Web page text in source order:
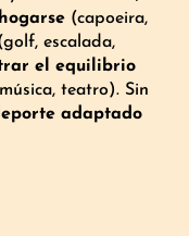
(capoeira,
escalada,
el equilibrio
teatro). Sin
adaptado